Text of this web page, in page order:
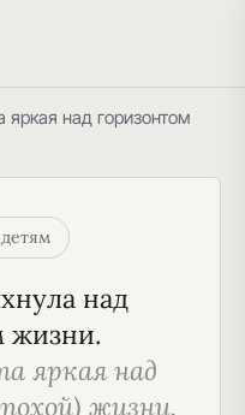
яркая над горизонтом
над
жизни.
яркая над
жизни.